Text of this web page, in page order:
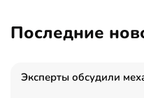
Последние